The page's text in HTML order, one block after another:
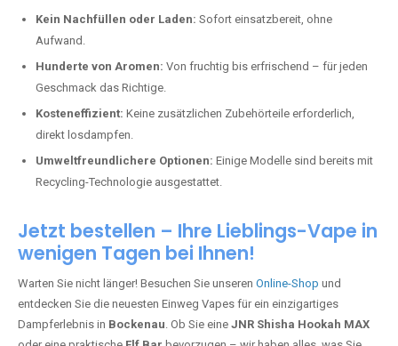
Kein Nachfüllen oder Laden: Sofort einsatzbereit, ohne
Aufwand.
Hunderte von Aromen: Von fruchtig bis erfrischend – für jeden
Geschmack das Richtige.
Kosteneffizient: Keine zusätzlichen Zubehörteile erforderlich,
direkt losdampfen.
Umweltfreundlichere Optionen: Einige Modelle sind bereits mit
Recycling-Technologie ausgestattet.
Jetzt bestellen – Ihre Lieblings-Vape in
wenigen Tagen bei Ihnen!
Warten Sie nicht länger! Besuchen Sie unseren Online-Shop und
entdecken Sie die neuesten Einweg Vapes für ein einzigartiges
Dampferlebnis in Bockenau. Ob Sie eine JNR Shisha Hookah MAX